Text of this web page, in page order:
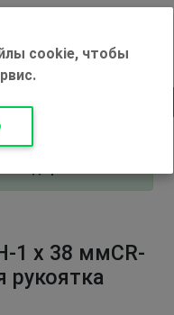
работает по
1 х 38 ммCR-
рукоятка
cookie, чтобы